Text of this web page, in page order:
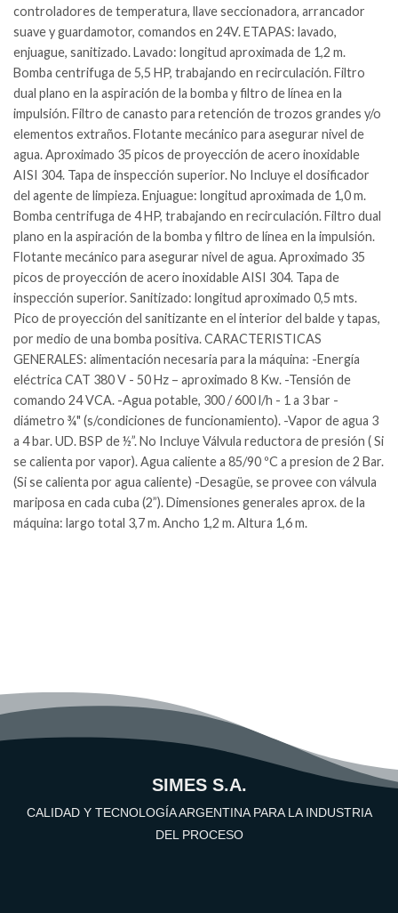
controladores de temperatura, llave seccionadora, arrancador
suave y guardamotor, comandos en 24V. ETAPAS: lavado,
enjuague, sanitizado. Lavado: longitud aproximada de 1,2 m.
Bomba centrifuga de 5,5 HP, trabajando en recirculación. Filtro
dual plano en la aspiración de la bomba y filtro de línea en la
impulsión. Filtro de canasto para retención de trozos grandes y/o
elementos extraños. Flotante mecánico para asegurar nivel de
agua. Aproximado 35 picos de proyección de acero inoxidable
AISI 304. Tapa de inspección superior. No Incluye el dosificador
del agente de limpieza. Enjuague: longitud aproximada de 1,0 m.
Bomba centrifuga de 4 HP, trabajando en recirculación. Filtro dual
plano en la aspiración de la bomba y filtro de línea en la impulsión.
Flotante mecánico para asegurar nivel de agua. Aproximado 35
picos de proyección de acero inoxidable AISI 304. Tapa de
inspección superior. Sanitizado: longitud aproximado 0,5 mts.
Pico de proyección del sanitizante en el interior del balde y tapas,
por medio de una bomba positiva. CARACTERISTICAS
GENERALES: alimentación necesaria para la máquina: -Energía
eléctrica CAT 380 V - 50 Hz – aproximado 8 Kw. -Tensión de
comando 24 VCA. -Agua potable, 300 / 600 l/h - 1 a 3 bar -
diámetro ¾" (s/condiciones de funcionamiento). -Vapor de agua 3
a 4 bar. UD. BSP de ½”. No Incluye Válvula reductora de presión ( Si
se calienta por vapor). Agua caliente a 85/90 ºC a presion de 2 Bar.
(Si se calienta por agua caliente) -Desagüe, se provee con válvula
mariposa en cada cuba (2”). Dimensiones generales aprox. de la
máquina: largo total 3,7 m. Ancho 1,2 m. Altura 1,6 m.
SIMES S.A.
CALIDAD Y TECNOLOGÍA ARGENTINA PARA LA INDUSTRIA
DEL PROCESO